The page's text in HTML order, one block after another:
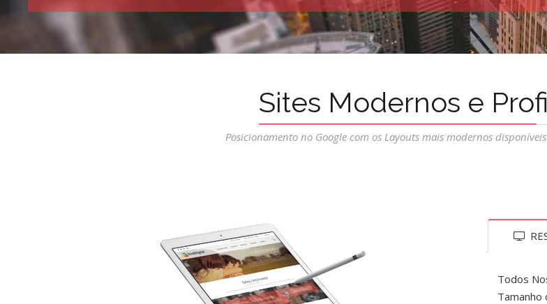
Sites Modernos e
Posicionamento no Google com os Layouts mais modernos
Todos
Tamanho